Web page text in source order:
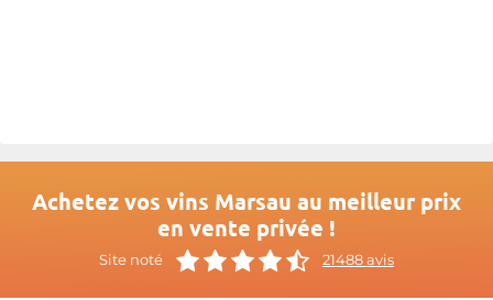
Achetez vos vins Marsau au meilleur prix
en vente privée !
Site noté 21488 avis